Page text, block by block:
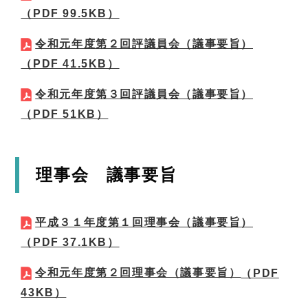
（PDF 99.5KB）
令和元年度第２回評議員会（議事要旨）
（PDF 41.5KB）
令和元年度第３回評議員会（議事要旨）
（PDF 51KB）
理事会 議事要旨
平成３１年度第１回理事会（議事要旨）
（PDF 37.1KB）
令和元年度第２回理事会（議事要旨）
（PDF
43KB）